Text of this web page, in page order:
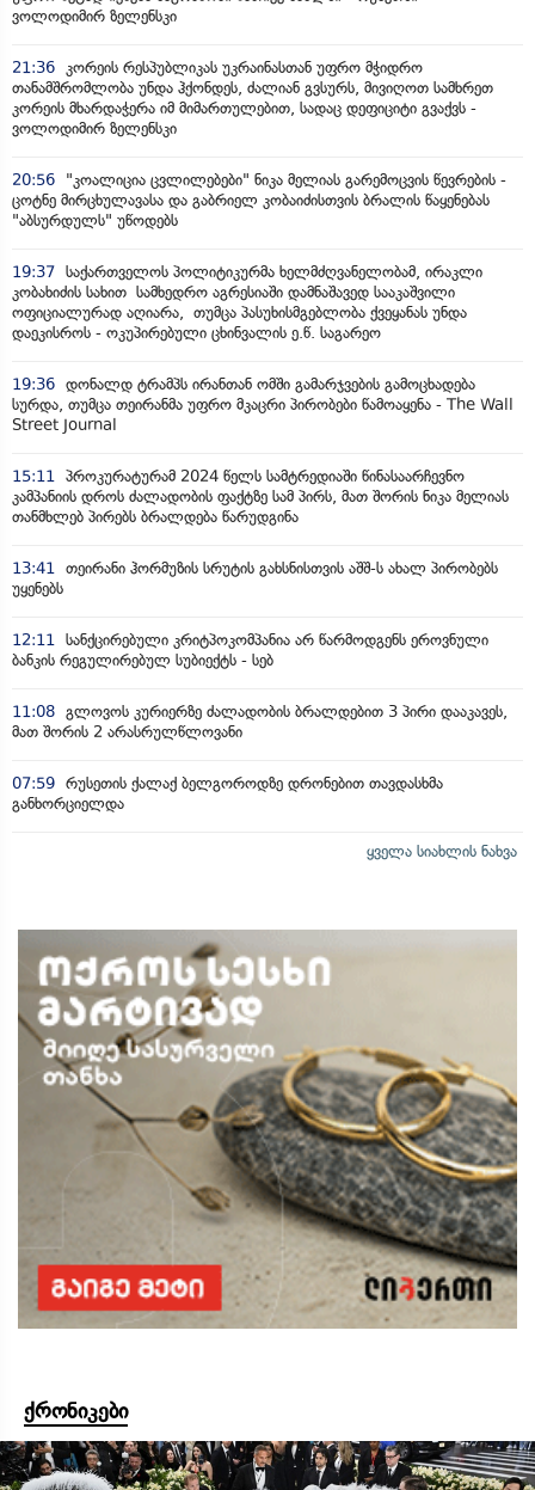
ვოლოდიმირ ზელენსკი
21:36
კორეის რესპუბლიკას უკრაინასთან უფრო მჭიდრო
თანამშრომლობა უნდა ჰქონდეს, ძალიან გვსურს, მივიღოთ სამხრეთ
კორეის მხარდაჭერა იმ მიმართულებით, სადაც დეფიციტი გვაქვს -
ვოლოდიმირ ზელენსკი
20:56
"კოალიცია ცვლილებები" ნიკა მელიას გარემოცვის წევრების -
ცოტნე მირცხულავასა და გაბრიელ კობაიძისთვის ბრალის წაყენებას
"აბსურდულს" უწოდებს
19:37 საქართველოს პოლიტიკურმა ხელმძღვანელობამ, ირაკლი
კობახიძის სახით სამხედრო აგრესიაში დამნაშავედ სააკაშვილი
ოფიციალურად აღიარა, თუმცა პასუხისმგებლობა ქვეყანას უნდა
დაეკისროს - ოკუპირებული ცხინვალის ე.წ. საგარეო
19:36 დონალდ ტრამპს ირანთან ომში გამარჯვების გამოცხადება
სურდა, თუმცა თეირანმა უფრო მკაცრი პირობები წამოაყენა - The Wall
Street Journal
15:11
პროკურატურამ 2024 წელს სამტრედიაში წინასაარჩევნო
კამპანიის დროს ძალადობის ფაქტზე სამ პირს, მათ შორის ნიკა მელიას
თანმხლებ პირებს ბრალდება წარუდგინა
13:41
თეირანი ჰორმუზის სრუტის გახსნისთვის აშშ-ს ახალ პირობებს
უყენებს
12:11
სანქცირებული კრიტპოკომპანია არ წარმოდგენს ეროვნული
ბანკის რეგულირებულ სუბიექტს - სებ
11:08 გლოვოს კურიერზე ძალადობის ბრალდებით 3 პირი დააკავეს,
მათ შორის 2 არასრულწლოვანი
07:59 რუსეთის ქალაქ ბელგოროდზე დრონებით თავდასხმა
განხორციელდა
ყველა სიახლის ნახვა
ქრონიკები